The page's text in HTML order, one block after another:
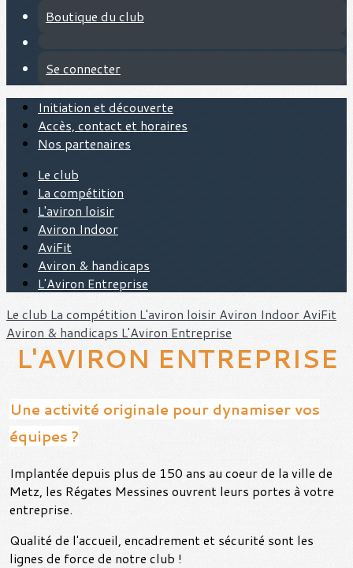
Boutique du club
Se connecter
Initiation et découverte
Accès, contact et horaires
Nos partenaires
Le club
La compétition
L'aviron loisir
Aviron Indoor
AviFit
Aviron & handicaps
L'Aviron Entreprise
Le club La compétition L'aviron loisir Aviron Indoor AviFit
Aviron & handicaps L'Aviron Entreprise
L'AVIRON ENTREPRISE
Une activité originale pour dynamiser vos
équipes ?
Implantée depuis plus de 150 ans au coeur de la ville de
Metz, les Régates Messines ouvrent leurs portes à votre
entreprise.
Qualité de l'accueil, encadrement et sécurité sont les
lignes de force de notre club !